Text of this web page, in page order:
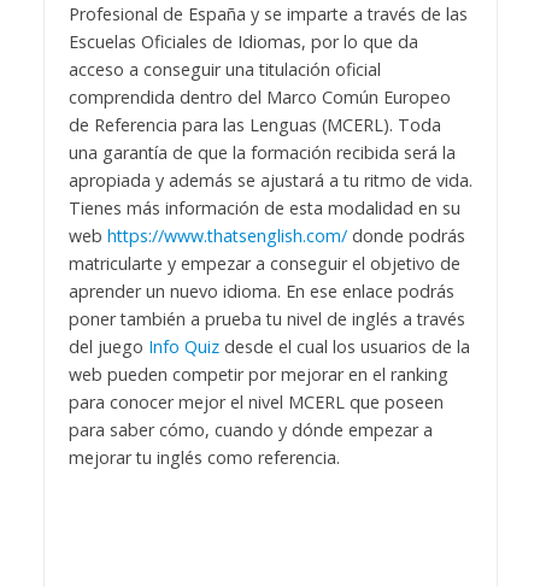
Profesional de España y se imparte a través de las
Escuelas Oficiales de Idiomas, por lo que da
acceso a conseguir una titulación oficial
comprendida dentro del Marco Común Europeo
de Referencia para las Lenguas (MCERL). Toda
una garantía de que la formación recibida será la
apropiada y además se ajustará a tu ritmo de vida.
Tienes más información de esta modalidad en su
web https://www.thatsenglish.com/donde podrás
matricularte y empezar a conseguir el objetivo de
aprender un nuevo idioma. En ese enlace podrás
poner también a prueba tu nivel de inglés a través
del juego Info Quizdesde el cual los usuarios de la
web pueden competir por mejorar en el ranking
para conocer mejor el nivel MCERL que poseen
para saber cómo, cuando y dónde empezar a
mejorar tu inglés como referencia.